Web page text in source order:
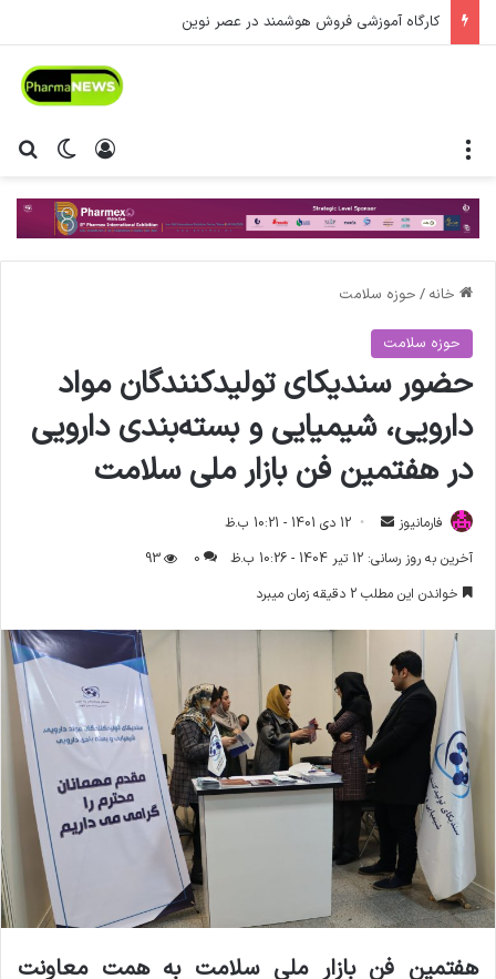
کارگاه آموزشی فروش هوشمند در عصر نوین
تغییر ورود
خانه / حوزه سلامت
حوزه سلامت
حضور سندیکای تولیدکنندگان مواد
دارویی،‌ شیمیایی و بسته‌بندی دارویی
در هفتمین فن بازار ملی سلامت
فارمانیوز
ا
ل
ی
ل
12 دی 1401 - 10:21 ب.ظ
آخرین به روز رسانی: 12 تیر 1404 - 10:26 ب.ظ
0
93
خواندن این مطلب 2 دقیقه زمان میبرد
هفتمین فن بازار ملی سلامت به همت معاونت